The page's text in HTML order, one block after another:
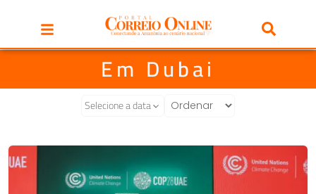
Em Dubai
Selecione a data